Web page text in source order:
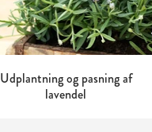
Udplantning og pasning af
lavendel